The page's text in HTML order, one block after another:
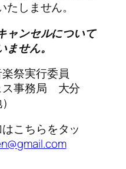
しません。
ャンセルについて
せん。
祭実行委員
事務局 大分
こちらをタッ